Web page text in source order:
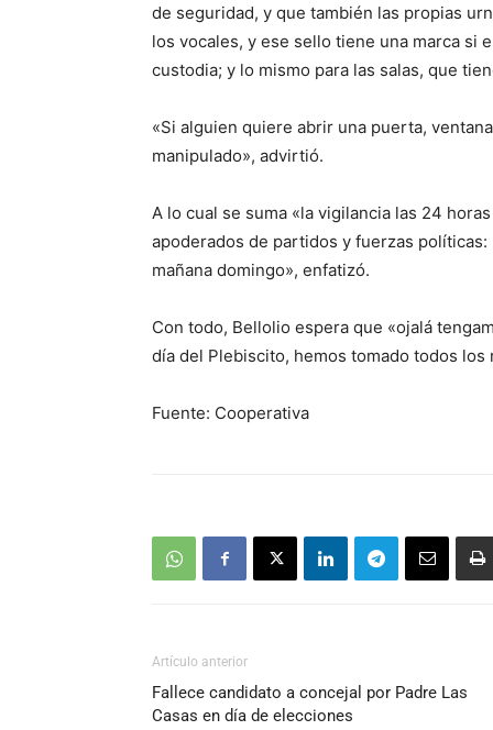
de seguridad, y que también las propias
los vocales, y ese sello tiene una marca si
custodia; y lo mismo para las salas, que
«Si alguien quiere abrir una puerta,
manipulado», advirtió.
A lo cual se suma «la vigilancia las 24
apoderados de partidos y fuerzas
mañana domingo», enfatizó.
Con todo, Bellolio espera que «ojalá
día del Plebiscito, hemos tomado todos los
Fuente: Cooperativa
Artículo anterior
Fallece candidato a concejal por Padre Las
Casas en día de elecciones